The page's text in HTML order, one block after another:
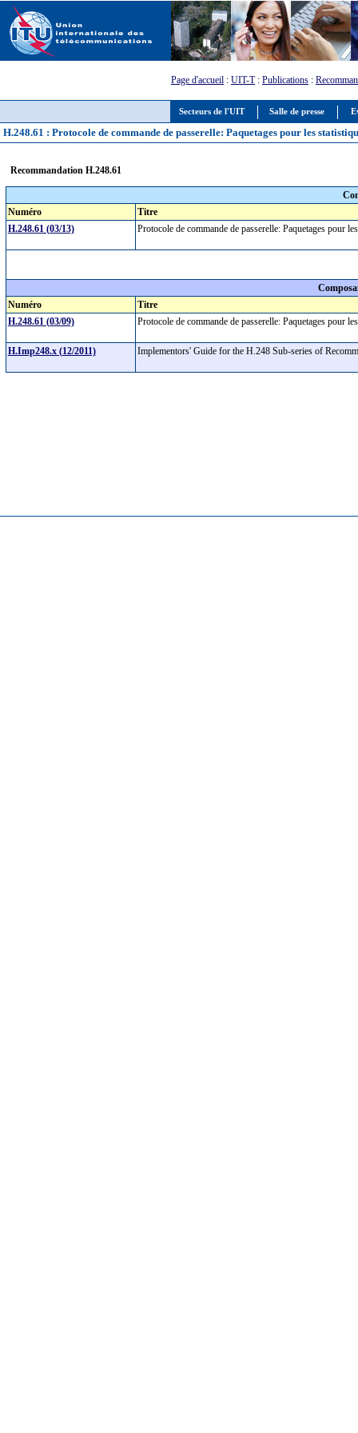
Secteurs de l'UIT Salle de presse
Page d'accueil : UIT-T: Publications :
H.248.61 : Protocole de commande de passerelle: Paquetages pour les
Recommandation H.248.61
Numéro
Titre
H.248.61 (03/13)
Protocole de commande de passerelle: Paquetages pour
Numéro
Titre
H.248.61 (03/09)
Protocole de commande de passerelle: Paquetages pour
H.Imp248.x (12/2011) Implementors' Guide for the H.248 Sub-series of